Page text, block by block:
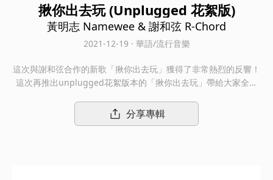
揪你出去玩 (Unplugged 花絮版)
黃明志 Namewee & 謝和弦 R-Chord
2021-12-19 · 華語/流行音樂
這次與謝和弦合作的新歌「揪你出去玩」獲得了非常熱烈的反響！
這次再推出unplugged花絮版本的「揪你出去玩」帶給大家全新
和一大群朋友來一場冒險旅行；這次unplugged花絮版本吉他聲
悠悠，彷彿帶著一位最知心的人來一場簡單說走就走的旅行，曲風
分享專輯